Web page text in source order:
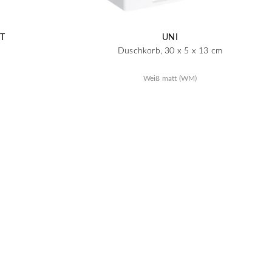
UNI
Duschkorb, 30 x 5 x 13 cm
Weiß matt (WM)